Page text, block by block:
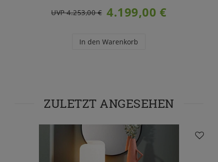
UVP 4.253,00 € 4.199,00 €
In den Warenkorb
ZULETZT ANGESEHEN